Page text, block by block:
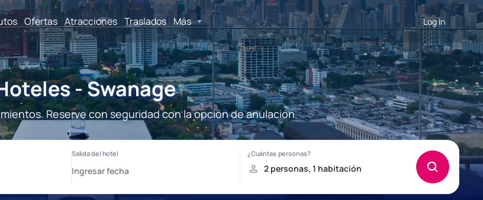
Ofertas Atracciones Traslados Más Log in
- Swanage
Reserve con seguridad con la opción de anulación.